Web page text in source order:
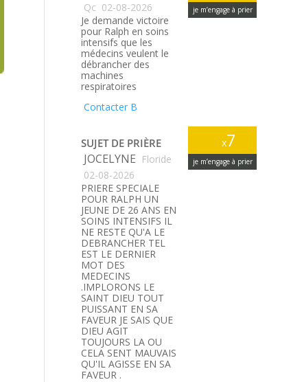
je m’engage à prier
Qc 02-08-2026
Je demande victoire
pour Ralph en soins
intensifs que les
médecins veulent le
débrancher des
machines
respiratoires
Contacter B
x7
je m’engage à prier
SUJET DE PRIÈRE
JOCELYNE Floride
02-08-2026
PRIERE SPECIALE
POUR RALPH UN
JEUNE DE 26 ANS EN
SOINS INTENSIFS IL
NE RESTE QU'A LE
DEBRANCHER TEL
EST LE DERNIER
MOT DES
MEDECINS
.IMPLORONS LE
SAINT DIEU TOUT
PUISSANT EN SA
FAVEUR JE SAIS QUE
DIEU AGIT
TOUJOURS LA OU
CELA SENT MAUVAIS
QU'IL AGISSE EN SA
FAVEUR .